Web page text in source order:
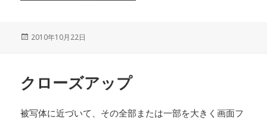
投
2010年10月22日
クローズアップ
被写体に近づいて、その全部または一部を大きく画面フ